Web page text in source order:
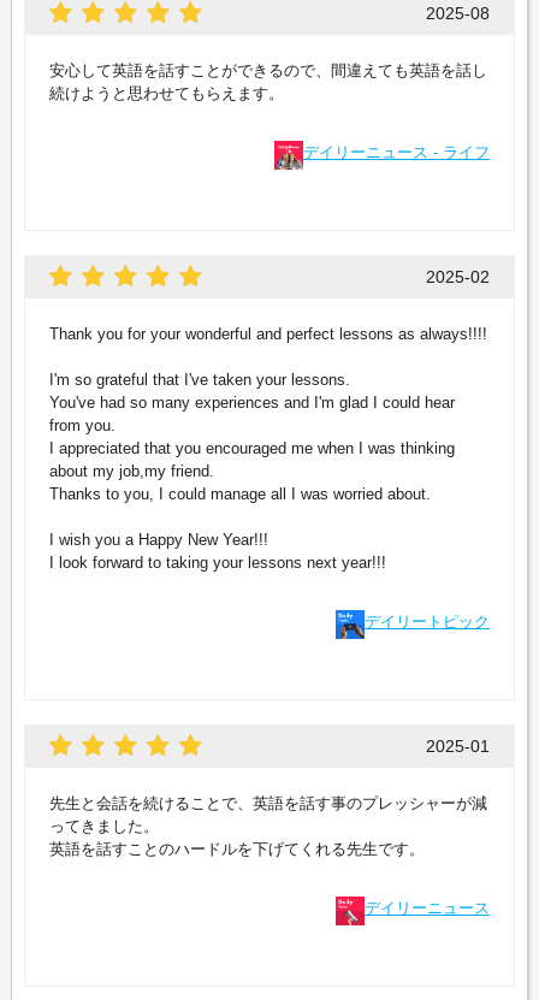
2025-08
安心して英語を話すことができるので、間違えても英語を話し
続けようと思わせてもらえます。
デイリーニュース - ライフ
2025-02
Thank you for your wonderful and perfect lessons as always!!!!
I'm so grateful that I've taken your lessons.
You've had so many experiences and I'm glad I could hear
from you.
I appreciated that you encouraged me when I was thinking
about my job,my friend.
Thanks to you, I could manage all I was worried about.
I wish you a Happy New Year!!!
I look forward to taking your lessons next year!!!
デイリートピック
2025-01
先生と会話を続けることで、英語を話す事のプレッシャーが減
ってきました。
英語を話すことのハードルを下げてくれる先生です。
デイリーニュース